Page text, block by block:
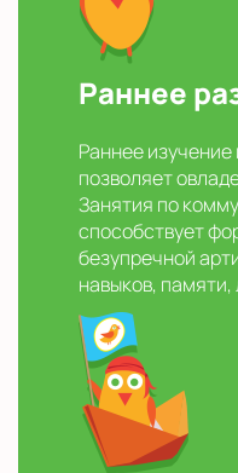
Раннее
Раннее
позволяет
Занятия по
способствует
безупречной
навыков, памяти,